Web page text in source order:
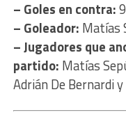
– Goles en contra:
– Goleador: Matías
– Jugadores que
partido: Matías
Adrián De Bernardi